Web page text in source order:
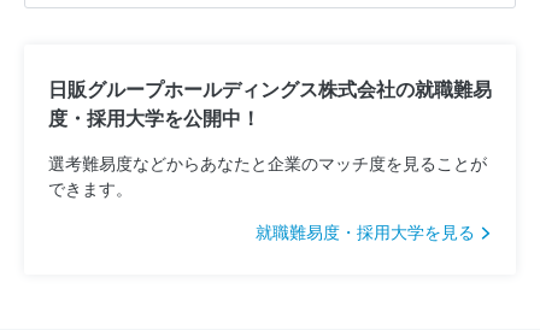
日販グループホールディングス株式会社の就職難易
度・採用大学を公開中！
選考難易度などからあなたと企業のマッチ度を見ることが
できます。
就職難易度・採用大学を見る